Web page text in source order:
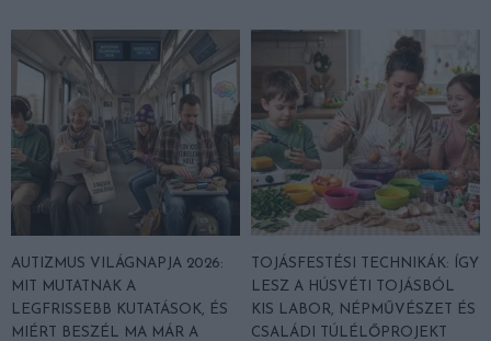
AUTIZMUS VILÁGNAPJA 2026:
MIT MUTATNAK A
LEGFRISSEBB KUTATÁSOK, ÉS
MIÉRT BESZÉL MA MÁR A
TOJÁSFESTÉSI TECHNIKÁK: ÍGY
LESZ A HÚSVÉTI TOJÁSBÓL
KIS LABOR, NÉPMŰVÉSZET ÉS
CSALÁDI TÚLÉLŐPROJEKT